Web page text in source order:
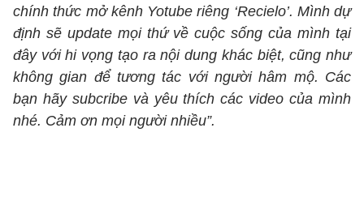
chính thức mở kênh Yotube riêng ‘Recielo’. Mình dự
định sẽ update mọi thứ về cuộc sống của mình tại
đây với hi vọng tạo ra nội dung khác biệt, cũng như
không gian để tương tác với người hâm mộ. Các
bạn hãy subcribe và yêu thích các video của mình
nhé. Cảm ơn mọi người nhiều”.